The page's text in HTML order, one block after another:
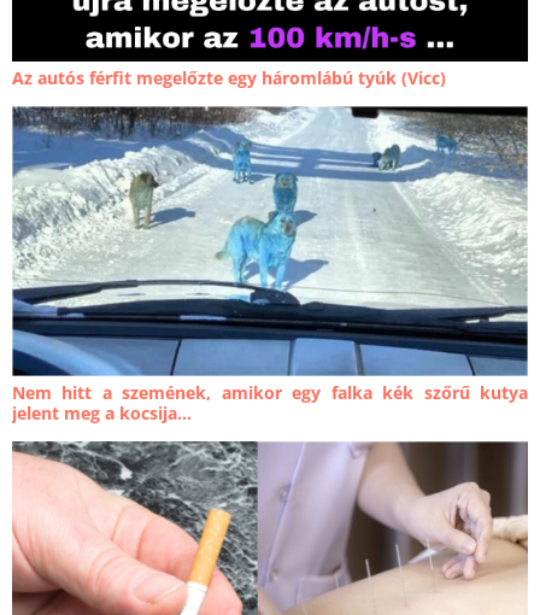
Az autós férfit megelőzte egy háromlábú tyúk (Vicc)
Nem hitt a szemének, amikor egy falka kék szőrű kutya
jelent meg a kocsija...